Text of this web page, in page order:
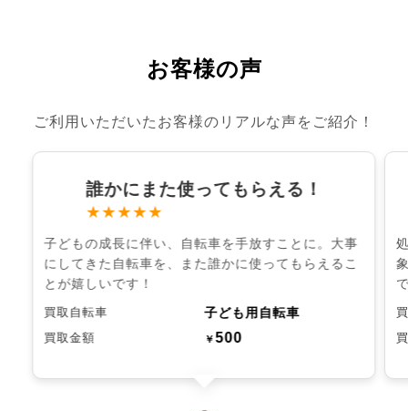
お客様の声
ご利用いただいたお客様のリアルな声をご紹介！
誰かにまた使ってもらえる！
★★★★★
子どもの成長に伴い、自転車を手放すことに。大事
にしてきた自転車を、また誰かに使ってもらえるこ
とが嬉しいです！
買取自転車 子ども用自転車
買取金額 ￥500